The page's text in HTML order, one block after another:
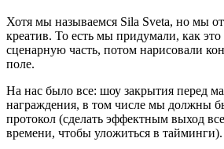
Хотя мы называемся Sila Sveta, но мы
креатив. То есть мы придумали, как
сценарную часть, потом нарисовали
поле.
На нас было все: шоу закрытия перед
награждения, в том числе мы должны
протокол (сделать эффектным выход
времени, чтобы уложиться в тайминги).